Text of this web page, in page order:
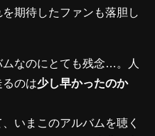
期待したファンも落胆し
なのにとても残念…。人
のは少し早かったのか
いまこのアルバムを聴く